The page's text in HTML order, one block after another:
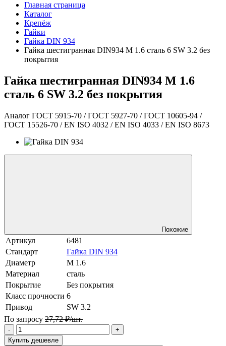
Главная страница
Каталог
Крепёж
Гайки
Гайка DIN 934
Гайка шестигранная DIN934 М 1.6 сталь 6 SW 3.2 без
покрытия
Гайка шестигранная DIN934 М 1.6
сталь 6 SW 3.2 без покрытия
Аналог ГОСТ 5915-70 / ГОСТ 5927-70 / ГОСТ 10605-94 /
ГОСТ 15526-70 / EN ISO 4032 / EN ISO 4033 / EN ISO 8673
Похожие
Артикул
6481
Стандарт
Гайка DIN 934
Диаметр
М 1.6
Материал
сталь
Покрытие
Без покрытия
Класс прочности 6
Привод
SW 3.2
По запросу 27,72 ₽/шт.
-
+
Купить дешевле